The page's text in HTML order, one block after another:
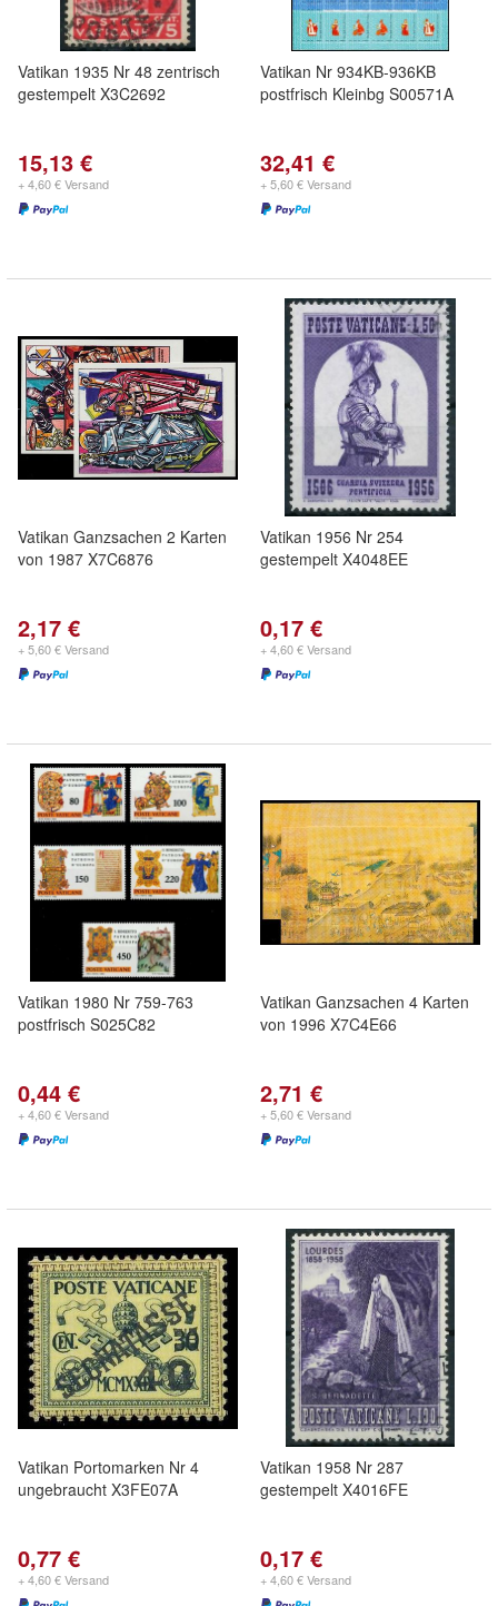
Vatikan 1935 Nr 48 zentrisch
gestempelt X3C2692
15,13 €
+ 4,60 € Versand
Vatikan Nr 934KB-936KB
postfrisch Kleinbg S00571A
32,41 €
+ 5,60 € Versand
Vatikan Ganzsachen 2 Karten
von 1987 X7C6876
2,17 €
+ 5,60 € Versand
Vatikan 1956 Nr 254
gestempelt X4048EE
0,17 €
+ 4,60 € Versand
Vatikan 1980 Nr 759-763
postfrisch S025C82
0,44 €
+ 4,60 € Versand
Vatikan Ganzsachen 4 Karten
von 1996 X7C4E66
2,71 €
+ 5,60 € Versand
Vatikan Portomarken Nr 4
ungebraucht X3FE07A
0,77 €
+ 4,60 € Versand
Vatikan 1958 Nr 287
gestempelt X4016FE
0,17 €
+ 4,60 € Versand